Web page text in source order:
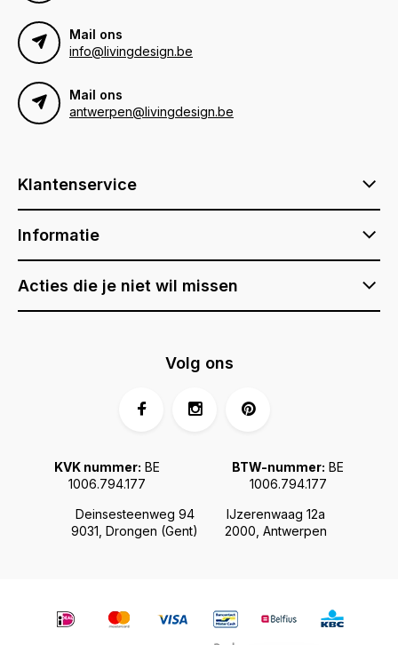
Mail ons
info@livingdesign.be
Mail ons
antwerpen@livingdesign.be
Klantenservice
Informatie
Acties die je niet wil missen
Deinsesteenweg 94
9031, Drongen (Gent)
IJzerenwaag 12a
2000, Antwerpen
KVK nummer: BE
1006.794.177
BTW-nummer: BE
1006.794.177
Volg ons